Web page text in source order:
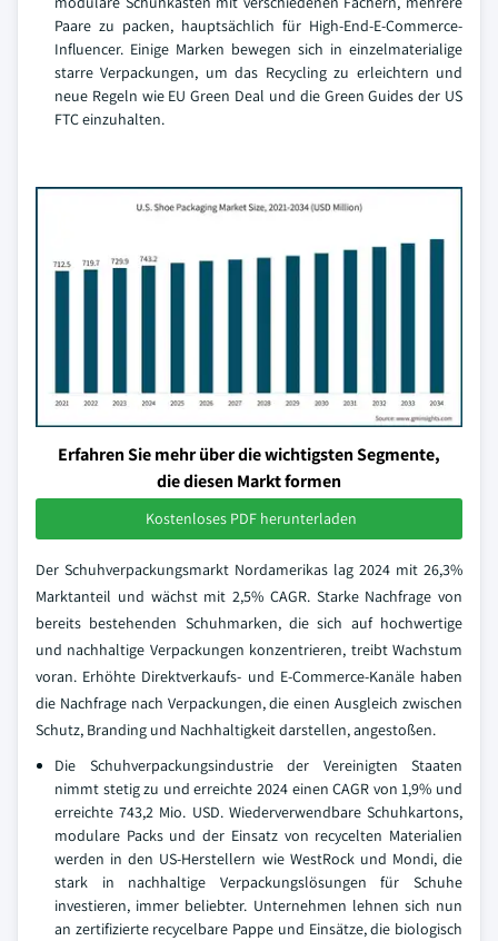
Paare zu packen, hauptsächlich für High-End-E-Commerce-
Influencer. Einige Marken bewegen sich in einzelmaterialige
starre Verpackungen, um das Recycling zu erleichtern und
neue Regeln wie EU Green Deal und die Green Guides der US
FTC einzuhalten.
Erfahren Sie mehr über die wichtigsten Segmente,
die diesen Markt formen
Kostenloses PDF herunterladen
Der Schuhverpackungsmarkt Nordamerikas lag 2024 mit 26,3%
Marktanteil und wächst mit 2,5% CAGR. Starke Nachfrage von
bereits bestehenden Schuhmarken, die sich auf hochwertige
und nachhaltige Verpackungen konzentrieren, treibt Wachstum
voran. Erhöhte Direktverkaufs- und E-Commerce-Kanäle haben
die Nachfrage nach Verpackungen, die einen Ausgleich zwischen
Schutz, Branding und Nachhaltigkeit darstellen, angestoßen.
Die Schuhverpackungsindustrie der Vereinigten Staaten
nimmt stetig zu und erreichte 2024 einen CAGR von 1,9% und
erreichte 743,2 Mio. USD. Wiederverwendbare Schuhkartons,
modulare Packs und der Einsatz von recycelten Materialien
werden in den US-Herstellern wie WestRock und Mondi, die
stark in nachhaltige Verpackungslösungen für Schuhe
investieren, immer beliebter. Unternehmen lehnen sich nun
an zertifizierte recycelbare Pappe und Einsätze, die biologisch